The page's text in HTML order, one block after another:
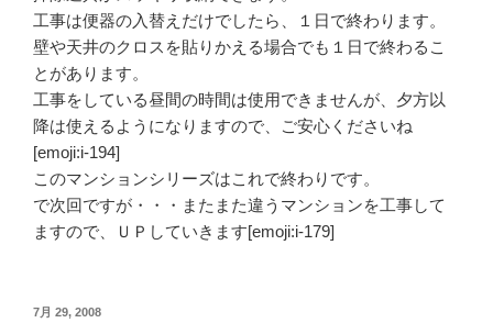
工事は便器の入替えだけでしたら、１日で終わります。
壁や天井のクロスを貼りかえる場合でも１日で終わるこ
とがあります。
工事をしている昼間の時間は使用できませんが、夕方以
降は使えるようになりますので、ご安心くださいね
[emoji:i-194]
このマンションシリーズはこれで終わりです。
で次回ですが・・・またまた違うマンションを工事して
ますので、ＵＰしていきます[emoji:i-179]
投
7月 29, 2008